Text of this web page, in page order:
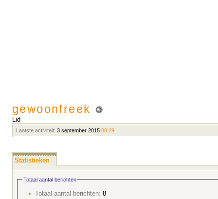
gewoonfreek
Lid
Laatste activiteit: 3 september 2015 08:29
Statistieken
Totaal aantal berichten
Totaal aantal berichten: 8